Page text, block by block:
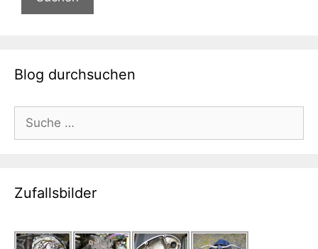
Blog durchsuchen
nach:
Zufallsbilder